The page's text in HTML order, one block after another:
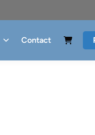
Contact